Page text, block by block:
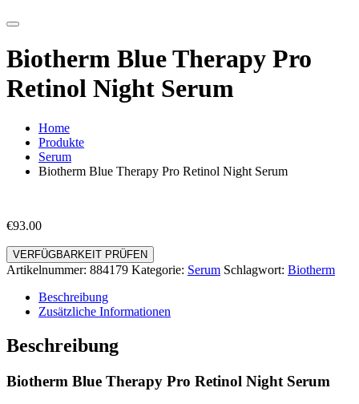
Biotherm Blue Therapy Pro
Retinol Night Serum
Home
Produkte
Serum
Biotherm Blue Therapy Pro Retinol Night Serum
€93.00
VERFÜGBARKEIT PRÜFEN
Artikelnummer: 884179 Kategorie: Serum Schlagwort: Biotherm
Beschreibung
Zusätzliche Informationen
Beschreibung
Biotherm Blue Therapy Pro Retinol Night Serum